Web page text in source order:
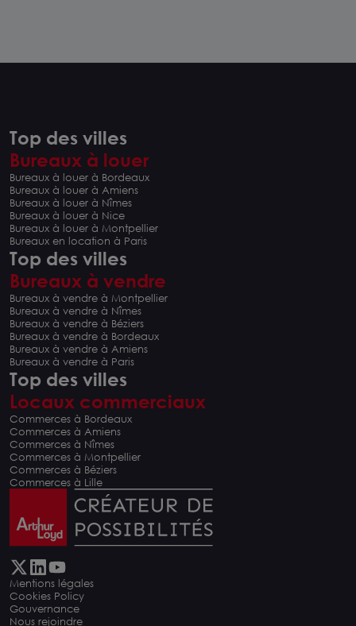
Top des villes
Bureaux à louer
Bureaux à louer à Bordeaux
Bureaux à louer à Amiens
Bureaux à louer à Nîmes
Bureaux à louer à Nice
Bureaux à louer à Montpellier
Bureaux en location à Paris
Top des villes
Bureaux à vendre
Bureaux à vendre à Montpellier
Bureaux à vendre à Nîmes
Bureaux à vendre à Béziers
Bureaux à vendre à Bordeaux
Bureaux à vendre à Amiens
Bureaux à vendre à Paris
Top des villes
Locaux commerciaux
Commerces à Bordeaux
Commerces à Amiens
Commerces à Nîmes
Commerces à Montpellier
Commerces à Béziers
Commerces à Lille
Mentions légales
Cookies Policy
Gouvernance
Nous rejoindre